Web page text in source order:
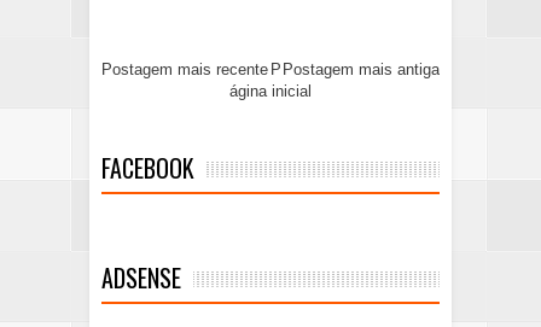
Postagem mais recente Postagem mais antiga
P
ágina inicial
FACEBOOK
ADSENSE